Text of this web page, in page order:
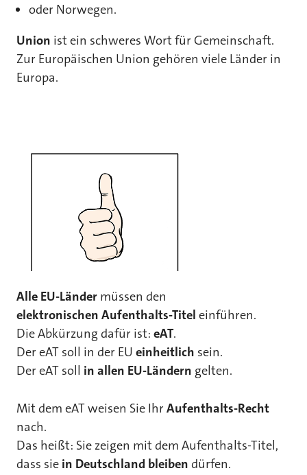
oder Norwegen.
Union ist ein schweres Wort für Gemeinschaft.
Zur Europäischen Union gehören viele Länder in
Europa.
Alle EU-Länder müssen den
elektronischen Aufenthalts-Titel einführen.
Die Abkürzung dafür ist: eAT.
Der eAT soll in der EU einheitlich sein.
Der eAT soll in allen EU-Ländern gelten.
Mit dem eAT weisen Sie Ihr Aufenthalts-Recht
nach.
Das heißt: Sie zeigen mit dem Aufenthalts-Titel,
dass sie in Deutschland bleiben dürfen.